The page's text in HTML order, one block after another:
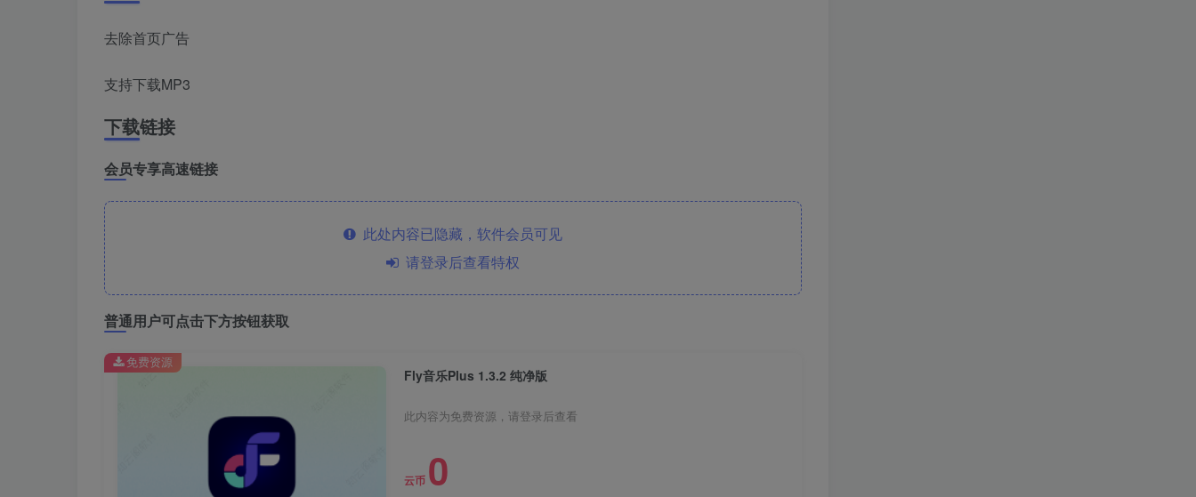
去除首页广告
支持下载MP3
下载链接
会员专享高速链接
此处内容已隐藏，软件会员可见
请登录后查看特权
普通用户可点击下方按钮获取
Fly音乐Plus 1.3.2 纯净版
此内容为免费资源，请登录后查看
云币 0
免费资源